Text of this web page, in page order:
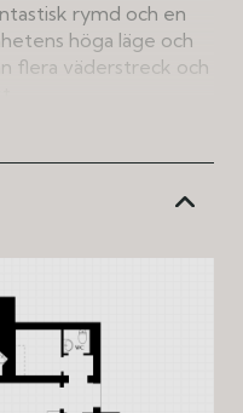
rymd och en
höga läge och
flera väderstreck och
generösa köket har
och vänner.
välskött fastighet
En sällsynt möjlighet
både charm, rymd